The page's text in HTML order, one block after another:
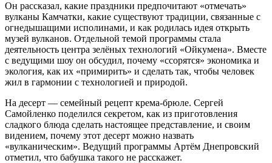
Он рассказал, какие праздники предпочитают «отмечать»
вулканы Камчатки, какие существуют традиции, связанные с
огнедышащими исполинами, и как родилась идея открыть
музей вулканов. Отдельной темой программы стала
деятельность центра зелёных технологий «Ойкумена». Вместе
с ведущими шоу он обсудил, почему «ссорятся» экономика и
экология, как их «примирить» и сделать так, чтобы человек
жил в гармонии с технологией и природой.
На десерт — семейный рецепт крема-брюле. Сергей
Самойленко поделился секретом, как из приготовления
сладкого блюда сделать настоящее представление, и своим
видением, почему этот десерт можно назвать
«вулканическим». Ведущий программы Артём Днепровский
отметил, что бабушка такого не расскажет.